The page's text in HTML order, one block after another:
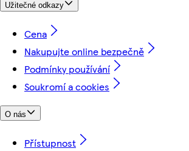
Užitečné odkazy
Cena
Nakupujte online bezpečně
Podmínky používání
Soukromí a cookies
O nás
Přístupnost